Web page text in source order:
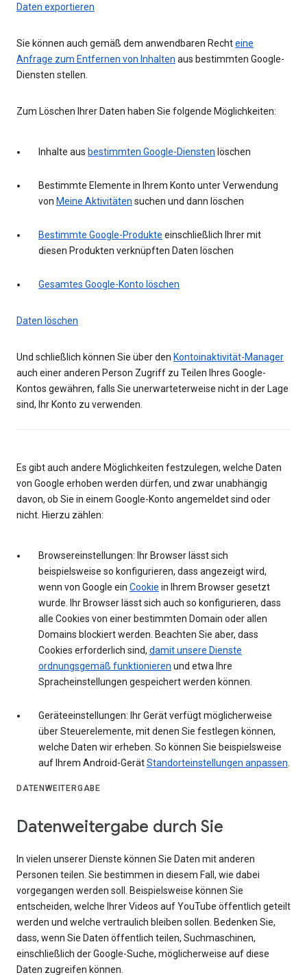
Daten exportieren
Sie können auch gemäß dem anwendbaren Rechteine
Anfrage zum Entfernen von Inhalten aus bestimmten Google-
Diensten stellen.
Zum Löschen Ihrer Daten haben Sie folgende Möglichkeiten:
Inhalte aus bestimmten Google-Diensten löschen
Bestimmte Elemente in Ihrem Konto unter Verwendung
von Meine Aktivitäten suchen und dann löschen
Bestimmte Google-Produkte einschließlich Ihrer mit
diesen Produkten verknüpften Daten löschen
Gesamtes Google-Konto löschen
Daten löschen
Und schließlich können Sie über den Kontoinaktivität-Manager
auch einer anderen Person Zugriff zu Teilen Ihres Google-
Kontos gewähren, falls Sie unerwarteterweise nicht in der Lage
sind, Ihr Konto zu verwenden.
Es gibt auch andere Möglichkeiten festzulegen, welche Daten
von Google erhoben werden dürfen, und zwar unabhängig
davon, ob Sie in einem Google-Konto angemeldet sind oder
nicht. Hierzu zählen:
Browsereinstellungen: Ihr Browser lässt sich
beispielsweise so konfigurieren, dass angezeigt wird,
wenn von Google ein Cookie in Ihrem Browser gesetzt
wurde. Ihr Browser lässt sich auch so konfigurieren, dass
alle Cookies von einer bestimmten Domain oder allen
Domains blockiert werden. Beachten Sie aber, dass
Cookies erforderlich sind, damit unsere Dienste
ordnungsgemäß funktionieren und etwa Ihre
Spracheinstellungen gespeichert werden können.
Geräteeinstellungen: Ihr Gerät verfügt möglicherweise
über Steuerelemente, mit denen Sie festlegen können,
welche Daten wir erheben. So können Sie beispielsweise
auf Ihrem Android-GerätStandorteinstellungen anpassen
DATENWEITERGABE
Datenweitergabe durch Sie
In vielen unserer Dienste können Sie Daten mit anderen
Personen teilen. Sie bestimmen in diesem Fall, wie dabei
vorgegangen werden soll. Beispielsweise können Sie
entscheiden, welche Ihrer Videos auf YouTube öffentlich geteilt
werden und welche vertraulich bleiben sollen. Bedenken Sie,
dass, wenn Sie Daten öffentlich teilen, Suchmaschinen,
einschließlich der Google-Suche, möglicherweise auf diese
Daten zugreifen können.